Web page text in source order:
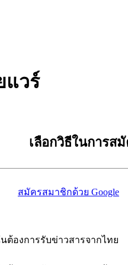
แวร์
เลือกวิธีในการส
สมัครสมาชิกด้วย Google
ต้องการรับข่าวสารจากไทย